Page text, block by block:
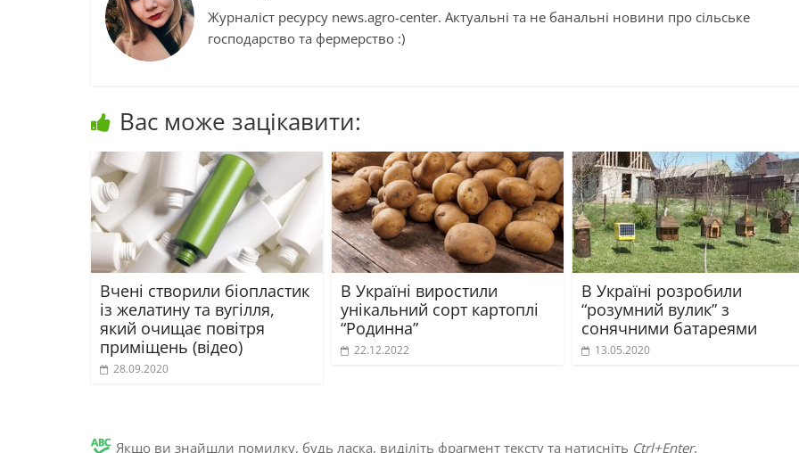
Журналіст ресурсу news.agro-center. Актуальні та не банальні новини про сільське
господарство та фермерство :)
Вас може зацікавити:
Вчені створили біопластик
із желатину та вугілля,
який очищає повітря
приміщень (відео)
28.09.2020
В Україні виростили
унікальний сорт картоплі
“Родинна”
22.12.2022
В Україні розробили
“розумний вулик” з
сонячними батареями
13.05.2020
Якщо ви знайшли помилку, будь ласка, виділіть фрагмент тексту та натисніть Ctrl+Enter.